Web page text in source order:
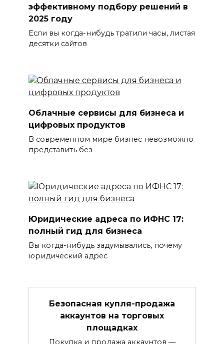
эффективному подбору решений в
2025 году
Если вы когда-нибудь тратили часы, листая
десятки сайтов
Облачные сервисы для бизнеса и
цифровых продуктов
В современном мире бизнес невозможно
представить без
Юридические адреса по ИФНС 17:
полный гид для бизнеса
Вы когда-нибудь задумывались, почему
юридический адрес
Безопасная купля-продажа
аккаунтов на торговых
площадках
Покупка и продажа аккаунтов —